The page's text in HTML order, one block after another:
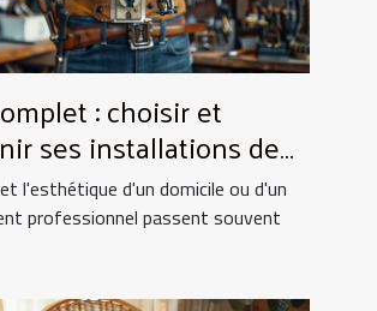
: choisir et
ses installations de
l'esthétique d'un domicile ou d'un
professionnel passent souvent